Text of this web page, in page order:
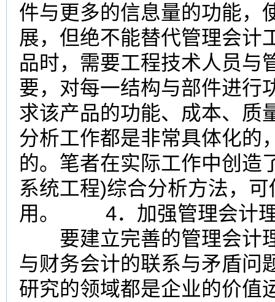
件与更多的信息量的功能，
展，但绝不能替代管理会计
品时，需要工程技术人员与
要，对每一结构与部件进行
求该产品的功能、成本、质
分析工作都是非常具体化的
的。笔者在实际工作中创造
系统工程)综合分析方法，
用。 4．加强管理会计理
要建立完善的管理会计
与财务会计的联系与矛盾
研究的领域都是企业的价值